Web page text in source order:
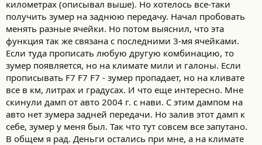
километрах (описывал выше). Но хотелось все-таки
получить зумер на заднюю передачу. Начал пробовать
менять разные ячейки. Но потом выяснил, что эта
функция так же связана с последними 3-мя ячейками.
Если туда прописать любую другую комбинацию, то
зумер появляется, но на климате мили и галоны. Если
прописывать F7 F7 F7 - зумер пропадает, но на кливате
все в км, литрах и градусах. И что еще интересно. Мне
скинули дамп от авто 2004 г. с нави. С этим дампом на
авто нет зумера задней передачи. Но залив этот дамп к
себе, зумер у меня был. Так что тут совсем все запутано.
В общем я рад. Деньги остались при мне, а на климате